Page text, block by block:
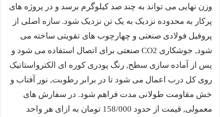
وزن نهایی می تواند به چند صد کیلوگرم برسد و در پروژه های
پرکار به محدوده نزدیک به یک تن نزدیک شود. سازه اصلی از
پروفیل فولادی صنعتی و چهارچوب های تقویتی ساخته می
شود, جوشکاری CO2 صنعتی برای اتصال استفاده می شود و
پس از آماده سازی سطح, رنگ پودری کوره ای الکترواستاتیک
روی کل درب اعمال می شود تا در برابر رطوبت, نور آفتاب و
خش مقاومت طولانی مدت فراهم شود. در سفارش های
معمولی, قیمت از حدود 158/000 تومان به ازای هر واحد